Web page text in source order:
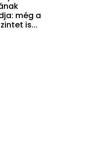
még a
is...